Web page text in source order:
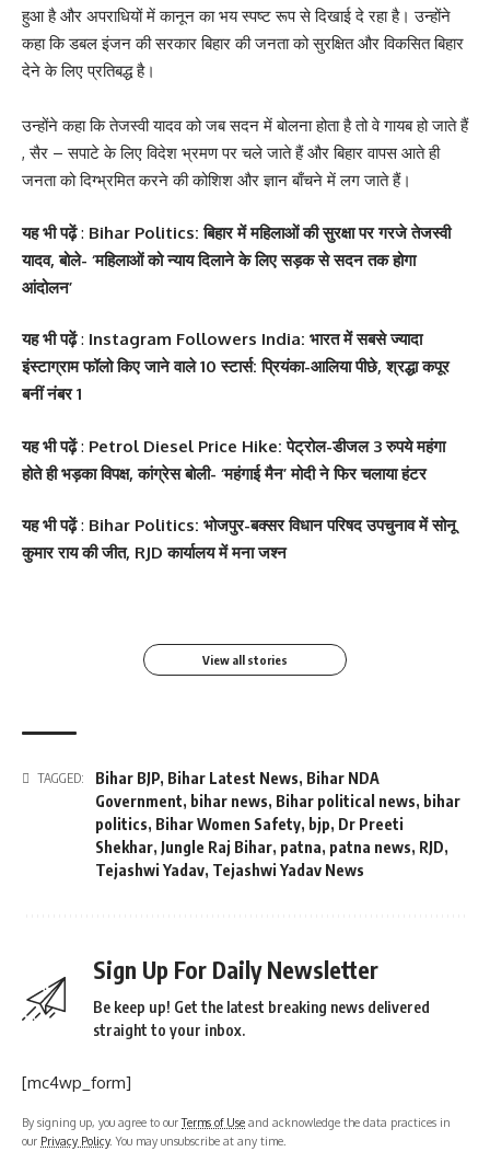
हुआ है और अपराधियों में कानून का भय स्पष्ट रूप से दिखाई दे रहा है। उन्होंने
कहा कि डबल इंजन की सरकार बिहार की जनता को सुरक्षित और विकसित बिहार
देने के लिए प्रतिबद्ध है।
‎उन्होंने कहा कि तेजस्वी यादव को जब सदन में बोलना होता है तो वे गायब हो जाते हैं
, सैर – सपाटे के लिए विदेश भ्रमण पर चले जाते हैं और बिहार वापस आते ही
जनता को दिग्भ्रमित करने की कोशिश और ज्ञान बाँचने में लग जाते हैं।
यह भी पढ़ें: Bihar Politics: बिहार में महिलाओं की सुरक्षा पर गरजे तेजस्वी
यादव, बोले- ‘महिलाओं को न्याय दिलाने के लिए सड़क से सदन तक होगा
आंदोलन’
यह भी पढ़ें: Instagram Followers India: भारत में सबसे ज्यादा
इंस्टाग्राम फॉलो किए जाने वाले 10 स्टार्स: प्रियंका-आलिया पीछे, श्रद्धा कपूर
बनीं नंबर 1
यह भी पढ़ें: Petrol Diesel Price Hike: पेट्रोल-डीजल 3 रुपये महंगा
होते ही भड़का विपक्ष, कांग्रेस बोली- ‘महंगाई मैन’ मोदी ने फिर चलाया हंटर
यह भी पढ़ें: Bihar Politics: भोजपुर-बक्सर विधान परिषद उपचुनाव में सोनू
कुमार राय की जीत, RJD कार्यालय में मना जश्न
सोनम कपूर ने शर्ट के बटन
खोलकर बेबी बंप फ्लॉन्ट किया
श्वेता तिवारी ने सोशल मीडिया
पर फिर लगाई आग, फोटो तेजी
से Viral
Salman Khan की बर्थडे
पार्टी में लगा सितारों का मेला,
श्वेता तिवारी ने सोशल मीडिया
पर लगाई आग फोटो वायरल
View all stories
TAGGED: Bihar BJP, Bihar Latest News, Bihar NDA
Government, bihar news, Bihar political news, bihar
politics, Bihar Women Safety, bjp, Dr Preeti
Shekhar, Jungle Raj Bihar, patna, patna news, RJD,
Tejashwi Yadav, Tejashwi Yadav News
Sign Up For Daily Newsletter
Be keep up! Get the latest breaking news delivered
straight to your inbox.
[mc4wp_form]
By signing up, you agree to ourTerms of Use and acknowledge the data practices in
our Privacy Policy. You may unsubscribe at any time.